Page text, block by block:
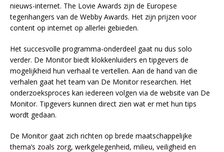
nieuws-internet. The Lovie Awards zijn de Europese
tegenhangers van de Webby Awards. Het zijn prijzen voor
content op internet op allerlei gebieden.
Het succesvolle programma-onderdeel gaat nu dus solo
verder. De Monitor biedt klokkenluiders en tipgevers de
mogelijkheid hun verhaal te vertellen. Aan de hand van die
verhalen gaat het team van De Monitor researchen. Het
onderzoeksproces kan iedereen volgen via de website van De
Monitor. Tipgevers kunnen direct zien wat er met hun tips
wordt gedaan.
De Monitor gaat zich richten op brede maatschappelijke
thema’s zoals zorg, werkgelegenheid, milieu, veiligheid en